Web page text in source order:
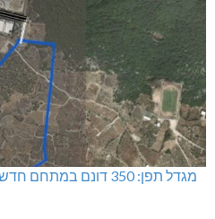
מגדל תפן: 350 דונם במתחם חדש